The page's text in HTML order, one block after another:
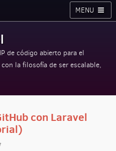
Styde.net
MENU
de código abierto para el
la filosofía de ser escalable,
con Laravel